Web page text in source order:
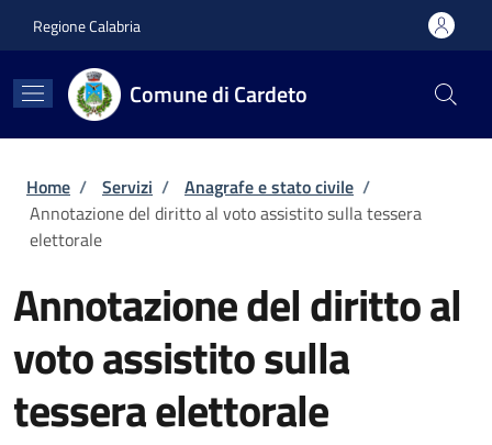
Regione Calabria
Comune di Cardeto
Briciole di pane
Home / Servizi / Anagrafe e stato civile /
Annotazione del diritto al voto assistito sulla tessera
elettorale
Annotazione del diritto al
voto assistito sulla
tessera elettorale